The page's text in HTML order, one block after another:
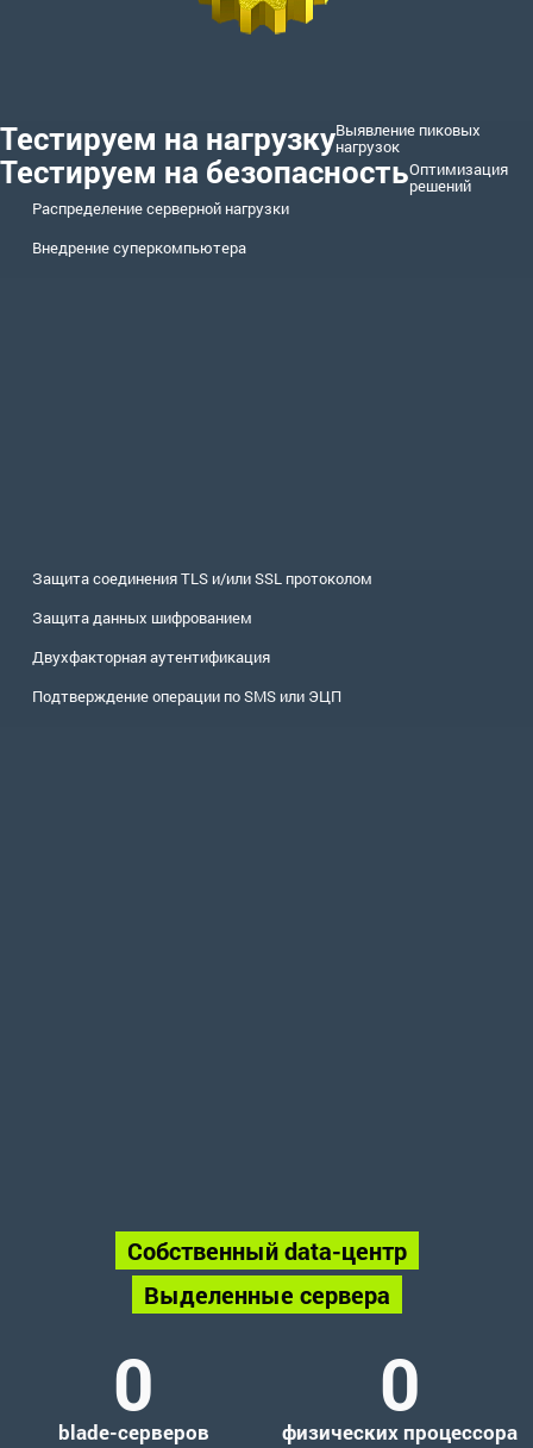
Тестируем на нагрузку
Тестируем на безопасность
Выявление пиковых
нагрузок
Оптимизация
решений
Распределение серверной нагрузки
Внедрение суперкомпьютера
Защита соединения TLS и/или SSL протоколом
Защита данных шифрованием
Двухфакторная аутентификация
Подтверждение операции по SMS или ЭЦП
Собственный data-центр
Выделенные сервера
0
blade-серверов
0
физических процессора